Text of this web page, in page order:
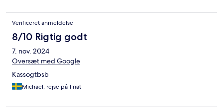
Verificeret anmeldelse
8/10 Rigtig godt
7. nov. 2024
Oversæt med Google
Kassogtbsb
Michael, rejse på 1 nat